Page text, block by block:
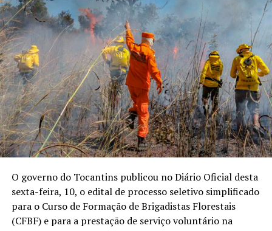
O governo do Tocantins publicou no Diário Oficial desta
sexta-feira, 10, o edital de processo seletivo simplificado
para o Curso de Formação de Brigadistas Florestais
(CFBF) e para a prestação de serviço voluntário na